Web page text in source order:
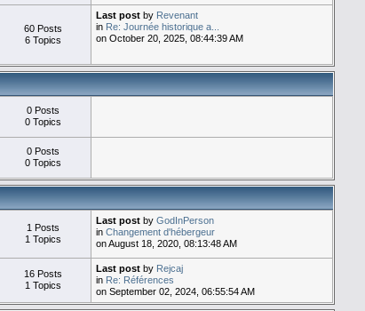
60 Posts
6 Topics
Last post by Revenant
in Re: Journée historique a...
on October 20, 2025, 08:44:39 AM
0 Posts
0 Topics
0 Posts
0 Topics
1 Posts
1 Topics
Last post byGodInPerson
inChangement d'hébergeur
on August 18, 2020, 08:13:48 AM
16 Posts
1 Topics
Last post by Rejcaj
in Re: Références
on September 02, 2024, 06:55:54 AM